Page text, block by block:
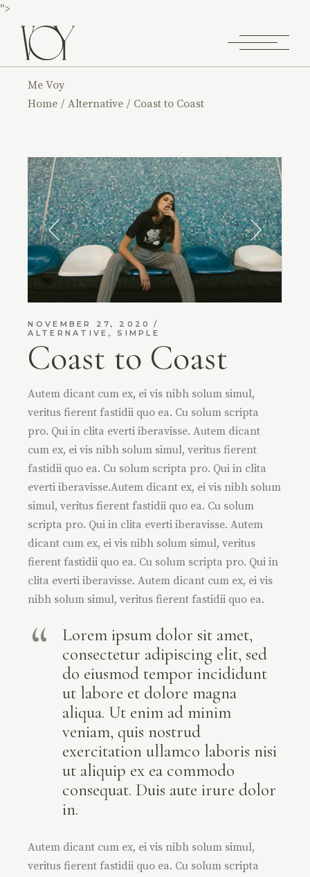
">
Me Voy
Home
Alternative Coast to Coast
NOVEMBER 27, 2020
ALTERNATIVE ,SIMPLE
Coast to Coast
Autem dicant cum ex, ei vis nibh solum simul,
veritus fierent fastidii quo ea. Cu solum scripta
pro. Qui in clita everti iberavisse. Autem dicant
cum ex, ei vis nibh solum simul, veritus fierent
fastidii quo ea. Cu solum scripta pro. Qui in clita
everti iberavisse.Autem dicant ex, ei vis nibh solum
simul, veritus fierent fastidii quo ea. Cu solum
scripta pro. Qui in clita everti iberavisse. Autem
dicant cum ex, ei vis nibh solum simul, veritus
fierent fastidii quo ea. Cu solum scripta pro. Qui in
clita everti iberavisse. Autem dicant cum ex, ei vis
nibh solum simul, veritus fierent fastidii quo ea.
Lorem ipsum dolor sit amet,
consectetur adipiscing elit, sed
do eiusmod tempor incididunt
ut labore et dolore magna
aliqua. Ut enim ad minim
veniam, quis nostrud
exercitation ullamco laboris nisi
ut aliquip ex ea commodo
consequat. Duis aute irure dolor
in.
Autem dicant cum ex, ei vis nibh solum simul,
veritus fierent fastidii quo ea. Cu solum scripta